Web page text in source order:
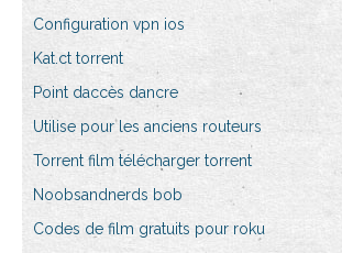
Configuration vpn ios
Kat.ct torrent
Point daccès dancre
Utilise pour les anciens routeurs
Torrent film télécharger torrent
Noobsandnerds bob
Codes de film gratuits pour roku